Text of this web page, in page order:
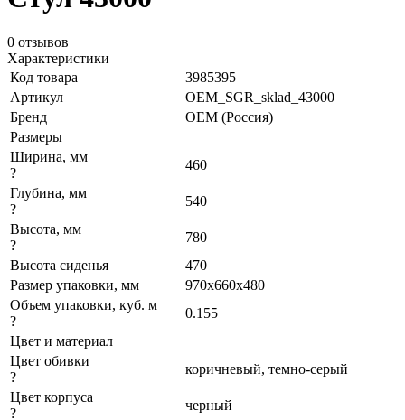
0 отзывов
Характеристики
Код товара
3985395
Артикул
OEM_SGR_sklad_43000
Бренд
OEM (Россия)
Размеры
Ширина, мм
?
460
Глубина, мм
?
540
Высота, мм
?
780
Высота сиденья
470
Размер упаковки, мм
970x660x480
Объем упаковки, куб. м
?
0.155
Цвет и материал
Цвет обивки
?
коричневый, темно-серый
Цвет корпуса
?
черный